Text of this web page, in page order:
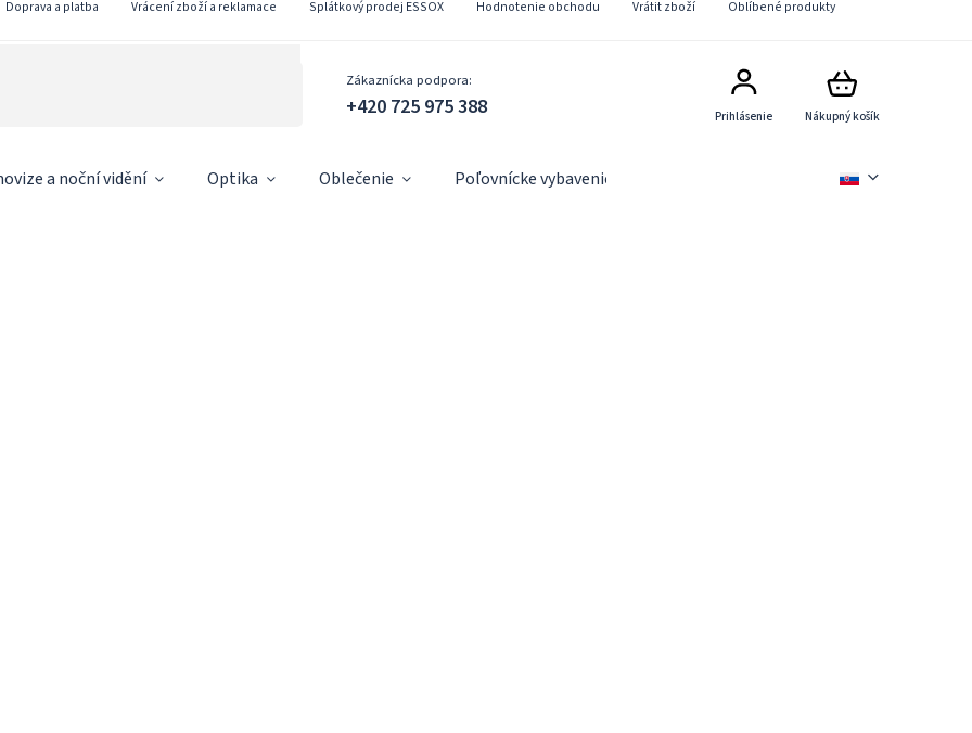
Doprava a platba Vrácení zboží a reklamace Splátkový prodej ESSOX Hodnotenie obchodu Vrátit zboží
Oblíbené produkty
Zákaznícka podpora:
+420 725 975 388 Nákupný košík
Prihlásenie
a noční vidění Optika Oblečenie Poľovnícke vybavenie Novinky